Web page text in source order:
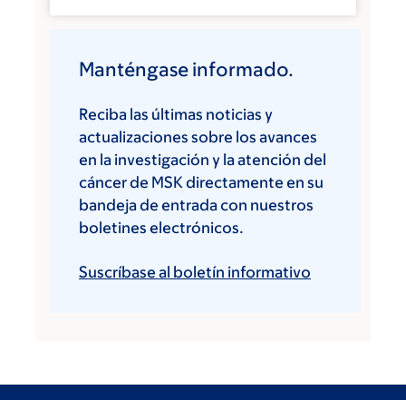
Manténgase informado.
Reciba las últimas noticias y
actualizaciones sobre los avances
en la investigación y la atención del
cáncer de MSK directamente en su
bandeja de entrada con nuestros
boletines electrónicos.
Suscríbase al boletín informativo